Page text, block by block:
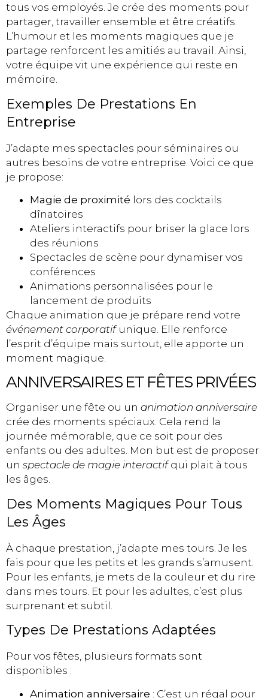
tous vos employés. Je crée des moments pour
partager, travailler ensemble et être créatifs.
L’humour et les moments magiques que je
partage renforcent les amitiés au travail. Ainsi,
votre équipe vit une expérience qui reste en
mémoire.
Exemples De Prestations En
Entreprise
J’adapte mes spectacles pour séminaires ou
autres besoins de votre entreprise. Voici ce que
je propose:
Magie de proximité lors des cocktails
dînatoires
Ateliers interactifs pour briser la glace lors
des réunions
Spectacles de scène pour dynamiser vos
conférences
Animations personnalisées pour le
lancement de produits
Chaque animation que je prépare rend votre
événement corporatifunique. Elle renforce
l’esprit d’équipe mais surtout, elle apporte un
moment magique.
ANNIVERSAIRES ET FÊTES PRIVÉES
Organiser une fête ou un animation anniversaire
crée des moments spéciaux. Cela rend la
journée mémorable, que ce soit pour des
enfants ou des adultes. Mon but est de proposer
un spectacle de magie interactifqui plait à tous
les âges.
Des Moments Magiques Pour Tous
Les Âges
À chaque prestation, j’adapte mes tours. Je les
fais pour que les petits et les grands s’amusent.
Pour les enfants, je mets de la couleur et du rire
dans mes tours. Et pour les adultes, c’est plus
surprenant et subtil.
Types De Prestations Adaptées
Pour vos fêtes, plusieurs formats sont
disponibles :
Animation anniversaire : C’est un régal pour